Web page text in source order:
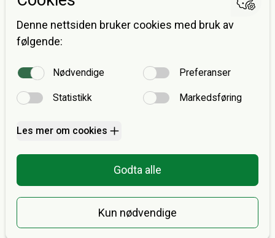
Researchers
Avdeling for ernæringsvitenskap
Postboks 1046 Blindern
0316 OSLO
E-post:post@keff.no
Fakturaadresse
Postboks 1035 Sentrum
E-post:post@keff.no